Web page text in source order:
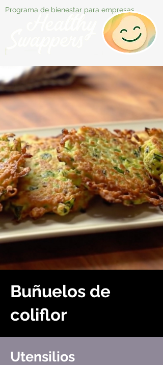
Programa de bienestar para empresas
Buñuelos de
coliflor
Utensilios